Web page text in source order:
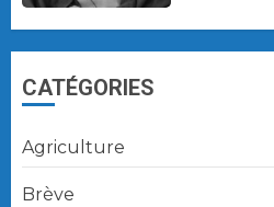
CATÉGORIES
Agriculture
Brève